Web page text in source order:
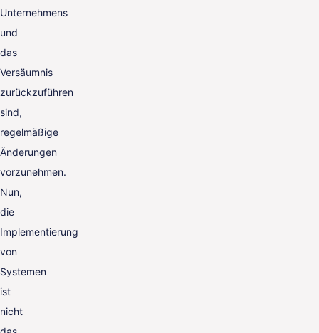
Unternehmens
und
das
Versäumnis
zurückzuführen
sind,
regelmäßige
Änderungen
vorzunehmen.
Nun,
die
Implementierung
von
Systemen
ist
nicht